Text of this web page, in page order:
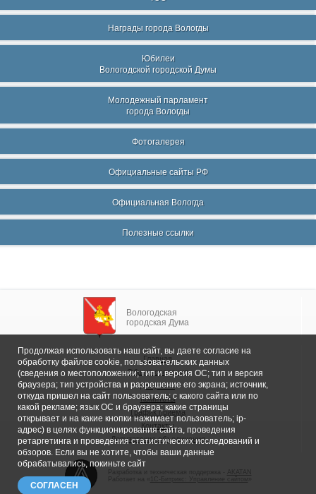
Награды города Вологды
Юбилеи
Вологодской городской Думы
Молодежный парламент
города Вологды
Фотогалерея
Официальные сайты РФ
Официальная Вологда
Полезные ссылки
Вологодская
городская Дума
Главная
Общие сведения
Депутаты
Комитеты
График приема
Контакты
Депутатские объединения
1С-Битрикс: Управление сайтом
Продолжая использовать наш сайт, вы даете согласие на
обработку файлов cookie, пользовательских данных
(сведения о местоположении; тип и версия ОС; тип и версия
браузера; тип устройства и разрешение его экрана; источник,
откуда пришел на сайт пользователь; с какого сайта или по
какой рекламе; язык ОС и браузера; какие страницы
открывает и на какие кнопки нажимает пользователь; ip-
адрес) в целях функционирования сайта, проведения
ретаргетинга и проведения статистических исследований и
обзоров. Если вы не хотите, чтобы ваши данные
обрабатывались, покиньте сайт
СОГЛАСЕН